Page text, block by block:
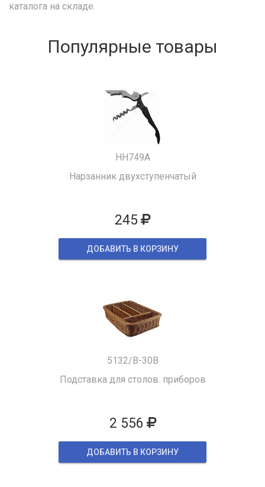
каталога на складе.
Популярные товары
HH749A
Нарзанник двухступенчатый
245
ДОБАВИТЬ В КОРЗИНУ
5132/B-30B
Подставка для столов. приборов
2 556
ДОБАВИТЬ В КОРЗИНУ